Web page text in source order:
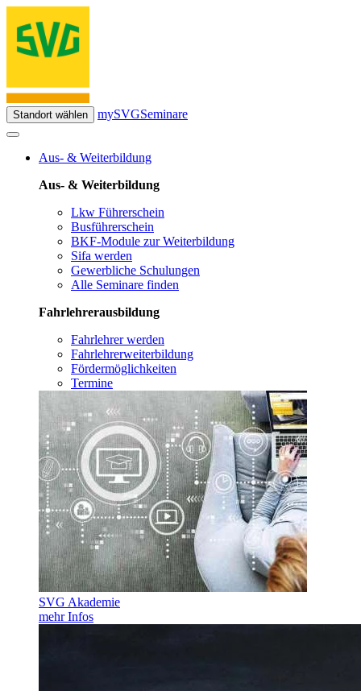
Standort wählen mySVGSeminare
Aus- & Weiterbildung
Aus- & Weiterbildung
Lkw Führerschein
Busführerschein
BKF-Module zur Weiterbildung
Sifa werden
Gewerbliche Schulungen
Alle Seminare finden
Fahrlehrerausbildung
Fahrlehrer werden
Fahrlehrerweiterbildung
Fördermöglichkeiten
Termine
SVG Akademie
mehr Infos